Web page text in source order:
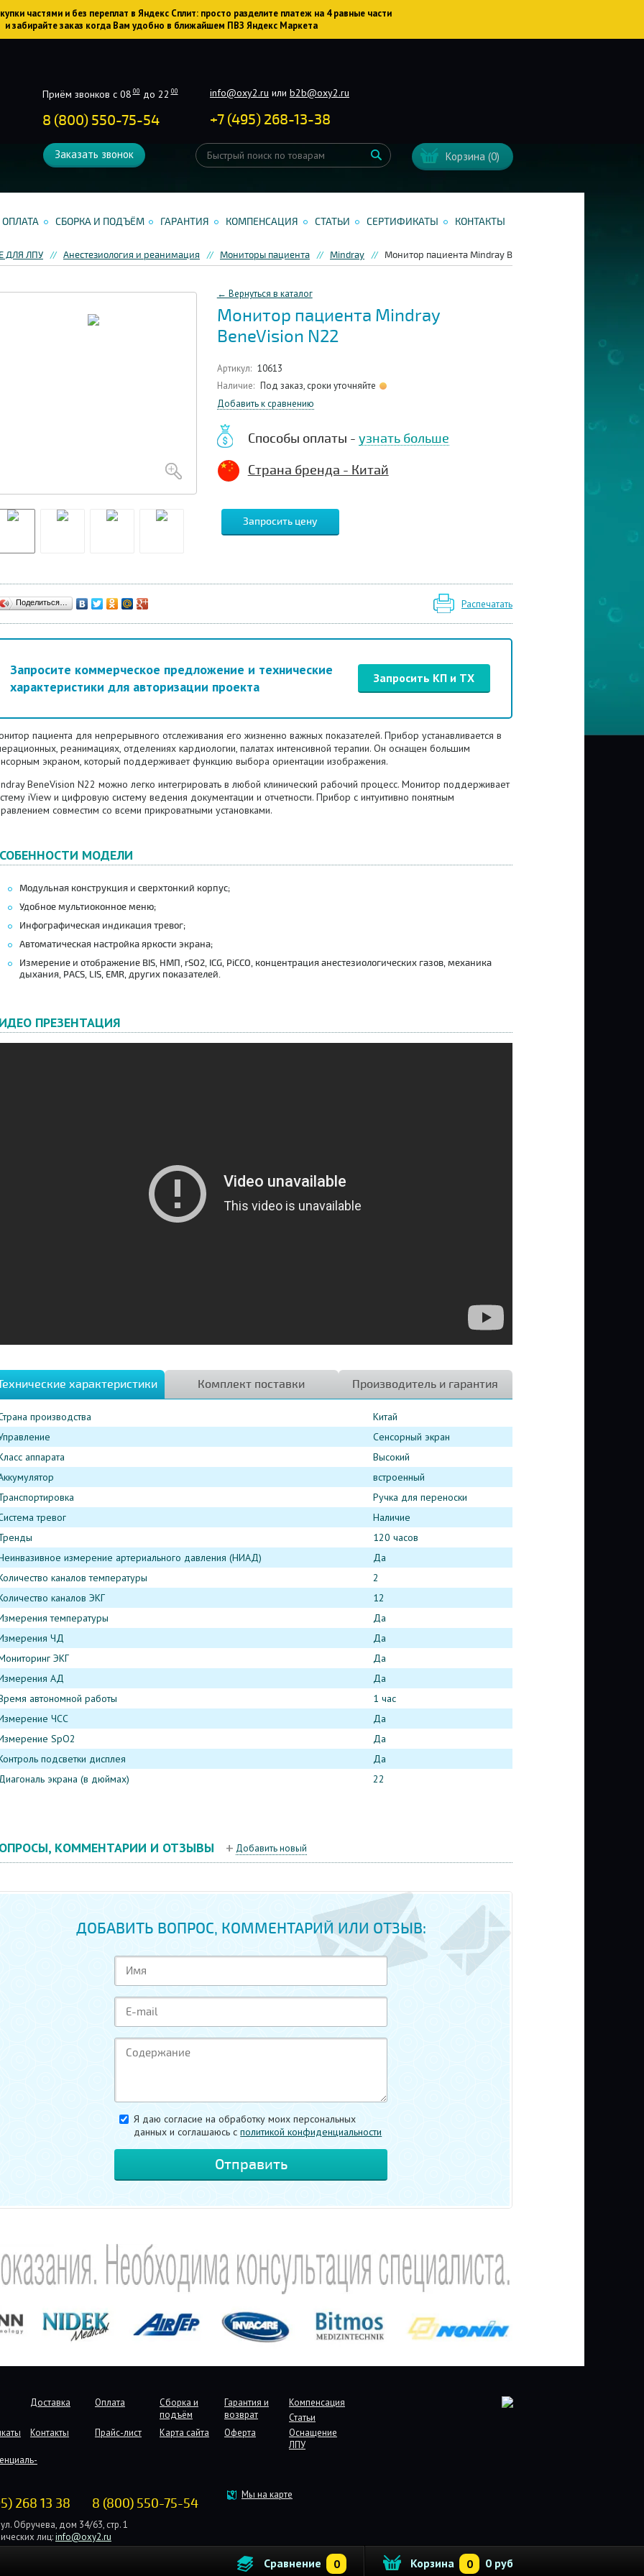
частями и без переплат в Яндекс Сплит: просто разделите платеж на 4 равные части
и забирайте заказ когда Вам удобно в ближайшем ПВЗ Яндекс Маркета
Приём звонков с 08 00до 22 00
8 (800) 550-75-54
info@oxy2.ru илиb2b@oxy2.ru
+7 (495) 268-13-38
Заказать звонок Корзина(0)
ОПЛАТА СБОРКА И ПОДЪЁМ ГАРАНТИЯ КОМПЕНСАЦИЯ СТАТЬИ СЕРТИФИКАТЫ КОНТАКТЫ
ДЛЯ ЛПУ Анестезиология и реанимация Мониторы пациента Mindray Монитор пациента Mindray BeneVision N22
← Вернуться в каталог
Монитор пациента Mindray
BeneVision N22
Артикул: 10613
Наличие: Под заказ, сроки уточняйте
Добавить к сравнению
Способы оплаты - узнать больше
Страна бренда - Китай
Запросить цену
Поделиться… Распечатать
Запросите коммерческое предложение и технические
характеристики для авторизации проекта
Запросить КП и ТХ
пациента для непрерывного отслеживания его жизненно важных показателей. Прибор устанавливается в
реанимациях, отделениях кардиологии, палатах интенсивной терапии. Он оснащен большим
экраном, который поддерживает функцию выбора ориентации изображения.
BeneVision N22 можно легко интегрировать в любой клинический рабочий процесс. Монитор поддерживает
iView и цифровую систему ведения документации и отчетности. Прибор с интуитивно понятным
совместим со всеми прикроватными установками.
МОДЕЛИ
Модульная конструкция и сверхтонкий корпус;
Удобное мультиоконное меню;
Инфографическая индикация тревог;
Автоматическая настройка яркости экрана;
Измерение и отображение BIS, НМП, rSO2, ICG, PiCCO, концентрация анестезиологических газов, механика
дыхания, PACS, LIS, EMR, других показателей.
ПРЕЗЕНТАЦИЯ
характеристики Комплект поставки Производитель и гарантия
производства
Китай
Сенсорный экран
аппарата
Высокий
встроенный
Ручка для переноски
тревог
Наличие
120 часов
измерение артериального давления (НИАД)
Да
каналов температуры
2
каналов ЭКГ
12
температуры
Да
ЧД
Да
ЭКГ
Да
АД
Да
автономной работы
1 час
ЧСС
Да
SpO2
Да
подсветки дисплея
Да
экрана (в дюймах)
22
КОММЕНТАРИИ И ОТЗЫВЫ Добавить новый
ДОБАВИТЬ ВОПРОС, КОММЕНТАРИЙ ИЛИ ОТЗЫВ:
Я даю согласие на обработку моих персональных
данных и соглашаюсь cполитикой конфиденциальности
Доставка Оплата
Сборка и
подъём
Гарантия и
возврат
Компенсация
Статьи
Контакты Прайс-лист Карта сайта Оферта
Оснащение
ЛПУ
268 13 38 8 (800) 550-75-54
Обручева, дом 34/63, стр. 1
лиц:info@oxy2.ru
лиц:b2b@oxy2.ru
Мы на карте
Сравнение 0 Корзина 0 0 руб